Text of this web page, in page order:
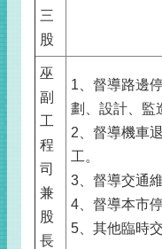
三
股
巫
副
工
程
司
兼
股
長
1、督導路邊
劃、設計、監
2、督導機車
工。
3、督導交通
4、督導本市
5、其他臨時